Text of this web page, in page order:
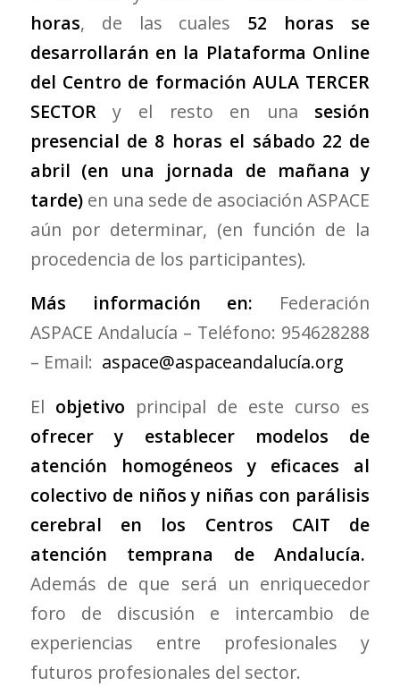
horas, de las cuales 52 horas se
desarrollarán en la Plataforma Online
del Centro de formaciónAULA TERCER
SECTOR
y el resto en una sesión
presencial de 8 horas el sábado 22 de
abril (en una jornada de mañana y
tarde)en una sede de asociación ASPACE
aún por determinar, (en función de la
procedencia de los participantes).
Más información en: Federación
ASPACE Andalucía – Teléfono: 954628288
– Email: aspace@aspaceandalucía.org
El objetivo principal de este curso es
ofrecer y
establecer modelos de
atención homogéneos y eficaces al
colectivo de niños y niñas con parálisis
cerebral en los Centros CAIT de
atención temprana
de Andalucía.
Además de que será un enriquecedor
foro de discusión e intercambio de
experiencias entre profesionales y
futuros profesionales del sector.